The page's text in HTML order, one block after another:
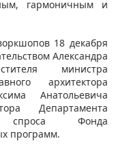
гармоничным и
18 декабря
Александра
министра
архитектора
Анатольевича
Департамента
спроса Фонда
программ.